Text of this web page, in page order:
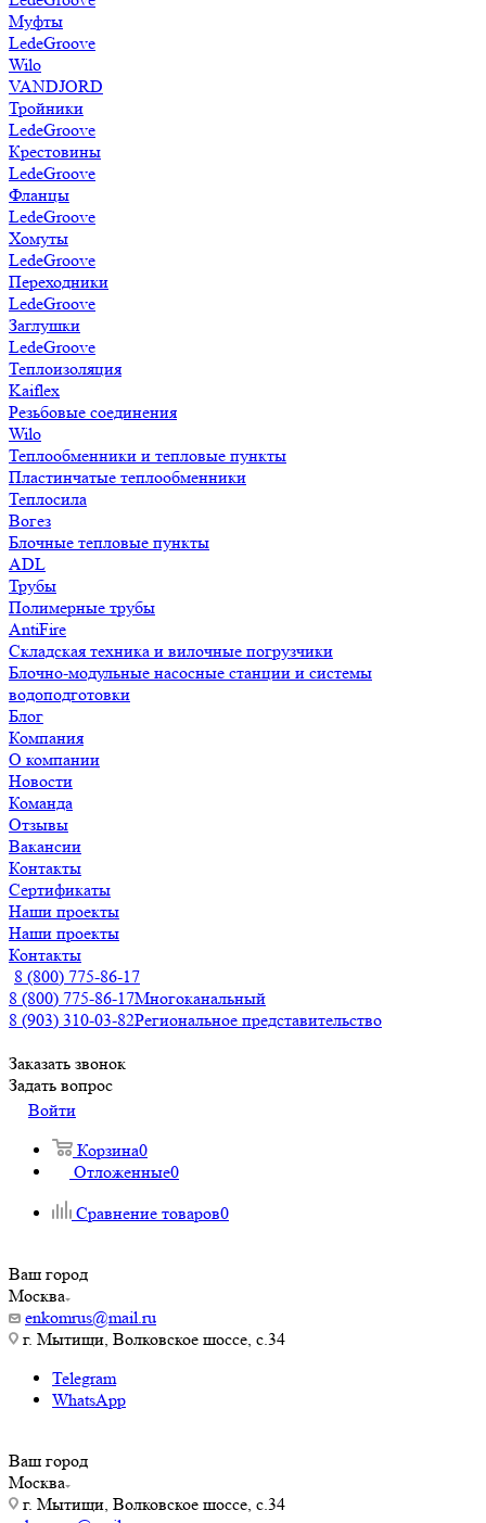
Муфты
LedeGroove
Wilo
VANDJORD
Тройники
LedeGroove
Крестовины
LedeGroove
Фланцы
LedeGroove
Хомуты
LedeGroove
Переходники
LedeGroove
Заглушки
LedeGroove
Теплоизоляция
Kaiflex
Резьбовые соединения
Wilo
Теплообменники и тепловые пункты
Пластинчатые теплообменники
Теплосила
Вогез
Блочные тепловые пункты
ADL
Трубы
Полимерные трубы
AntiFire
Складская техника и вилочные погрузчики
Блочно-модульные насосные станции и системы
водоподготовки
Блог
Компания
О компании
Новости
Команда
Отзывы
Вакансии
Контакты
Сертификаты
Наши проекты
Наши проекты
Контакты
8 (800) 775-86-17
8 (800) 775-86-17Многоканальный
8 (903) 310-03-82Региональное представительство
Заказать звонок
Задать вопрос
Войти
Корзина0
Отложенные0
Сравнение товаров0
Ваш город
Москва
enkomrus@mail.ru
г. Мытищи, Волковское шоссе, с.34
Telegram
WhatsApp
Ваш город
Москва
г. Мытищи, Волковское шоссе, с.34